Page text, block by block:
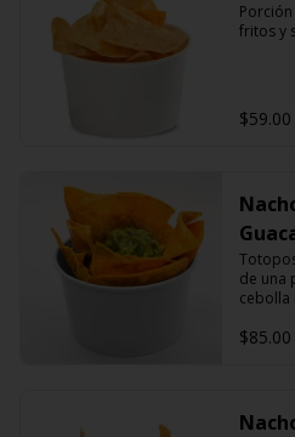
fritos y
$59.00
de una
cebolla
$85.00